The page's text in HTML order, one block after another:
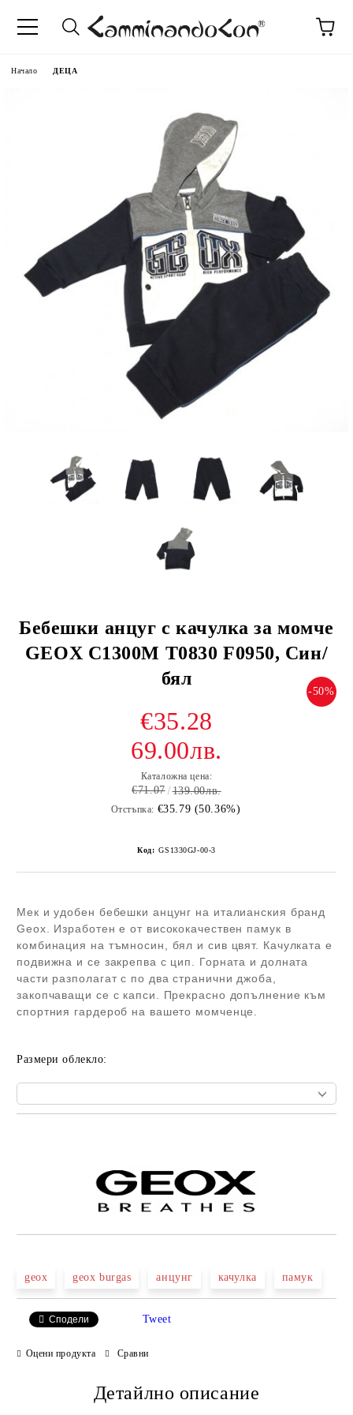
Начало ДЕЦА
Бебешки анцуг с качулка за момче
GEOX C1300M T0830 F0950, Син/
бял
-50%
€35.28
69.00лв.
Каталожна цена:
€71.07 139.00лв.
Отстъпка: €35.79 (50.36%)
Код: GS1330GJ-00-3
Мек и удобен бебешки анцунг на италианския бранд
Geox. Изработен е от висококачествен памук в
комбинация на тъмносин, бял и сив цвят. Качулката е
подвижна и се закрепва с цип. Горната и долната
части разполагат с по два странични джоба,
закопчаващи се с капси. Прекрасно допълнение към
спортния гардероб на вашето момченце.
Размери облекло:
geox geox burgas анцунг качулка памук
Сподели Tweet
Оцени продукта Сравни
Детайлно описание